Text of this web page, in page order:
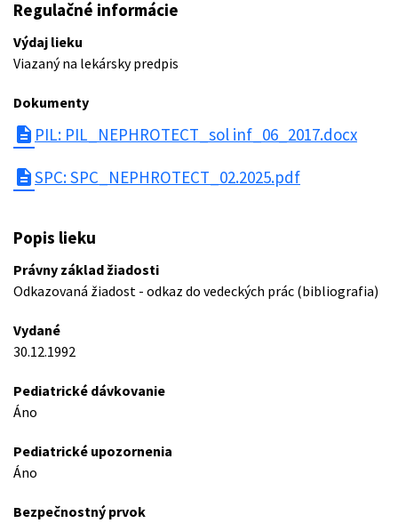
Regulačné informácie
Výdaj lieku
Viazaný na lekársky predpis
Dokumenty
description PIL: PIL_NEPHROTECT_sol inf_06_2017.docx
descriptionSPC: SPC_NEPHROTECT_02.2025.pdf
Popis lieku
Právny základ žiadosti
Odkazovaná žiadost - odkaz do vedeckých prác (bibliografia)
Vydané
30.12.1992
Pediatrické dávkovanie
Áno
Pediatrické upozornenia
Áno
Bezpečnostný prvok